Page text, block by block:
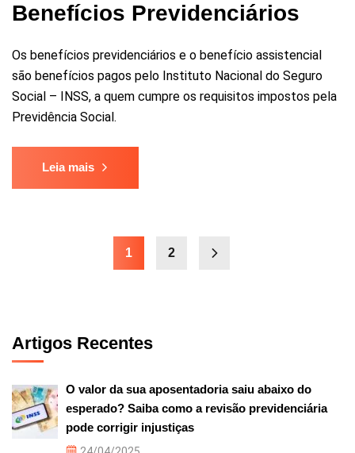
Benefícios Previdenciários
Os benefícios previdenciários e o benefício assistencial
são benefícios pagos pelo Instituto Nacional do Seguro
Social – INSS, a quem cumpre os requisitos impostos pela
Previdência Social.
Leia mais
1 2
Artigos Recentes
O valor da sua aposentadoria saiu abaixo do
esperado? Saiba como a revisão previdenciária
pode corrigir injustiças